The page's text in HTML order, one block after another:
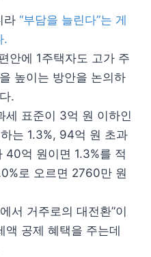
라 “부담을 늘린다”는 게
.
안에 1주택자도 고가 주
높이는 방안을 논의하
.
세 표준이 3억 원 이하인
는 1.3%, 94억 원 초과
40억 원이면 1.3%를 적
로 오르면 2760만 원
서 거주로의 대전환”이
액 공제 혜택을 주는데